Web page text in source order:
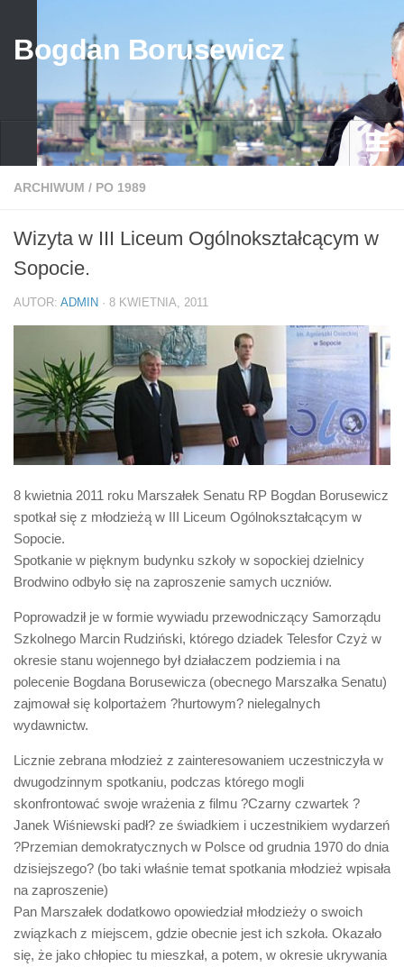
Bogdan Borusewicz
Aktualności
przed 1989
po 1989
Media
Życiorys
Biuro Senatorskie
Polecane
Platforma Obywatelska
Fundacja Jacka Kaczmarskiego
Fundacja Batorego
ARCHIWUM / PO 1989
Wizyta w III Liceum Ogólnokształcącym w
Sopocie.
AUTOR: ADMIN · 8 KWIETNIA, 2011
8 kwietnia 2011 roku Marszałek Senatu RP Bogdan Borusewicz
spotkał się z młodzieżą w III Liceum Ogólnokształcącym w
Sopocie.
Spotkanie w pięknym budynku szkoły w sopockiej dzielnicy
Brodwino odbyło się na zaproszenie samych uczniów.
Poprowadził je w formie wywiadu przewodniczący Samorządu
Szkolnego Marcin Rudziński, którego dziadek Telesfor Czyż w
okresie stanu wojennego był działaczem podziemia i na
polecenie Bogdana Borusewicza (obecnego Marszałka Senatu)
zajmował się kolportażem ?hurtowym? nielegalnych
wydawnictw.
Licznie zebrana młodzież z zainteresowaniem uczestniczyła w
dwugodzinnym spotkaniu, podczas którego mogli
skonfrontować swoje wrażenia z filmu ?Czarny czwartek ?
Janek Wiśniewski padł? ze świadkiem i uczestnikiem wydarzeń
?Przemian demokratycznych w Polsce od grudnia 1970 do dnia
dzisiejszego? (bo taki właśnie temat spotkania młodzież wpisała
na zaproszenie)
Pan Marszałek dodatkowo opowiedział młodzieży o swoich
związkach z miejscem, gdzie obecnie jest ich szkoła. Okazało
się, że jako chłopiec tu mieszkał, a potem, w okresie ukrywania